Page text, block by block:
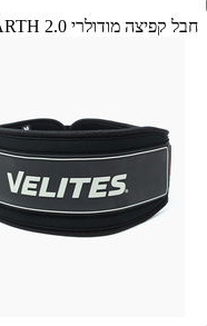
חבל קפיצה מודולרי EARTH 2.0 - שחור